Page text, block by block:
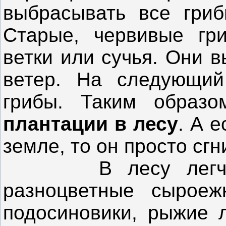
выбрасывать все
Старые, червивые
ветки или сучья. Они
ветер. На
грибы. Таким
плантации в лесу. А
земле, то он просто
В лесу легче
разноцветные
подосиновики, рыжие